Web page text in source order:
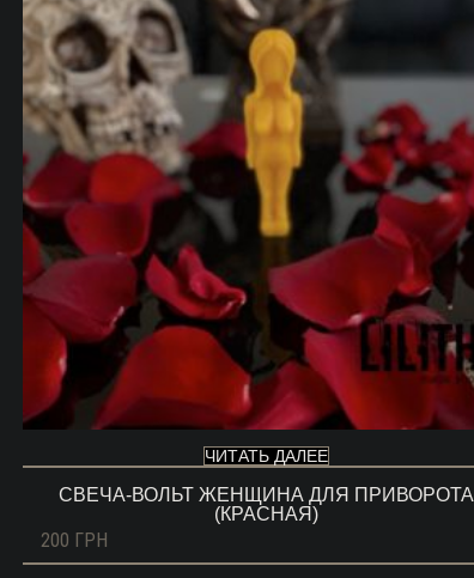
ЧИТАТЬ ДАЛЕЕ
СВЕЧА-ВОЛЬТ ЖЕНЩИНА ДЛЯ ПРИВОРОТА
(КРАСНАЯ)
200 ГРН